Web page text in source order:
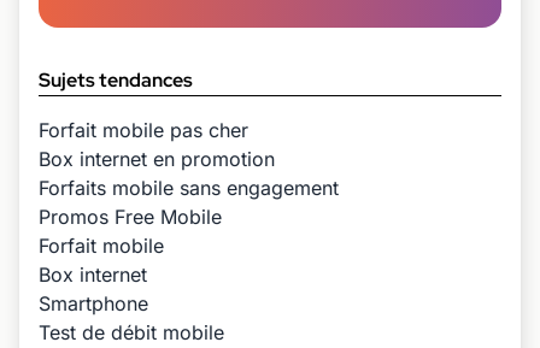
Sujets tendances
Forfait mobile pas cher
Box internet en promotion
Forfaits mobile sans engagement
Promos Free Mobile
Forfait mobile
Box internet
Smartphone
Test de débit mobile